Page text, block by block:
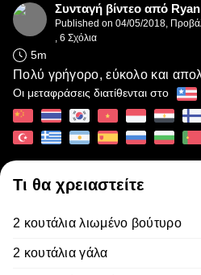
Συνταγή βίντεο από Ryan
Published on 04/05/2018,
, 6 Σχόλια
5m
Πολύ γρήγορο, εύκολο και
Οι μεταφράσεις διατίθενται στο
Τι θα χρειαστείτε
2 κουτάλια λιωμένο βούτυρο
2 κουτάλια γάλα